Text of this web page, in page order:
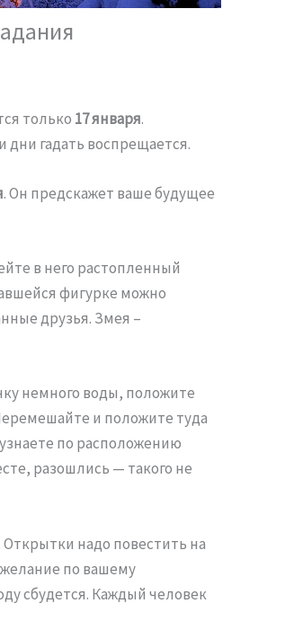
только 17 января.
гадать воспрещается.
. Он предскажет ваше будущее
в него растопленный
фигурке можно
друзья. Змея –
немного воды, положите
и положите туда
по расположению
разошлись — такого не
Открытки надо повестить на
по вашему
сбудется. Каждый человек